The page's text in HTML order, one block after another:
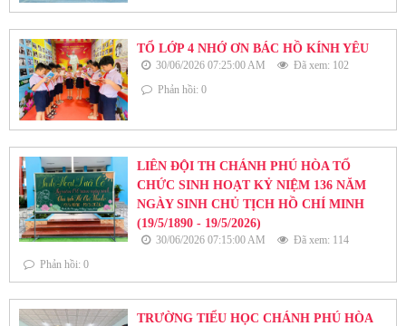
TỔ LỚP 4 NHỚ ƠN BÁC HỒ KÍNH YÊU
30/06/2026 07:25:00 AM
Đã xem: 102
Phản hồi: 0
LIÊN ĐỘI TH CHÁNH PHÚ HÒA TỔ
CHỨC SINH HOẠT KỶ NIỆM 136 NĂM
NGÀY SINH CHỦ TỊCH HỒ CHÍ MINH
(19/5/1890 - 19/5/2026)
30/06/2026 07:15:00 AM
Đã xem: 114
Phản hồi: 0
TRƯỜNG TIỂU HỌC CHÁNH PHÚ HÒA